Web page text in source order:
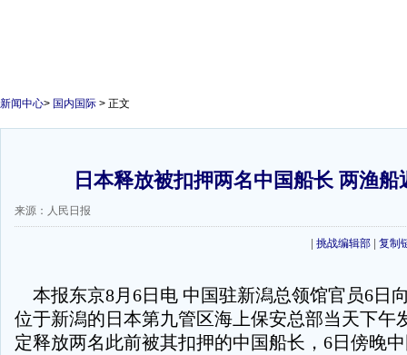
新闻中心> 国内国际 > 正文
日本释放被扣押两名中国船长 两渔船
来源：人民日报
挑战编辑部 复制
本报东京8月6日电 中国驻新潟总领馆官员6日
位于新潟的日本第九管区海上保安总部当天下午
定释放两名此前被其扣押的中国船长，6日傍晚